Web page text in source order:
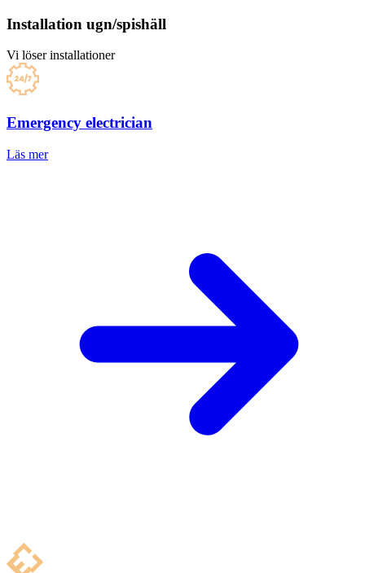
Installation ugn/spishäll
Vi löser installationer
Emergency electrician
Läs mer